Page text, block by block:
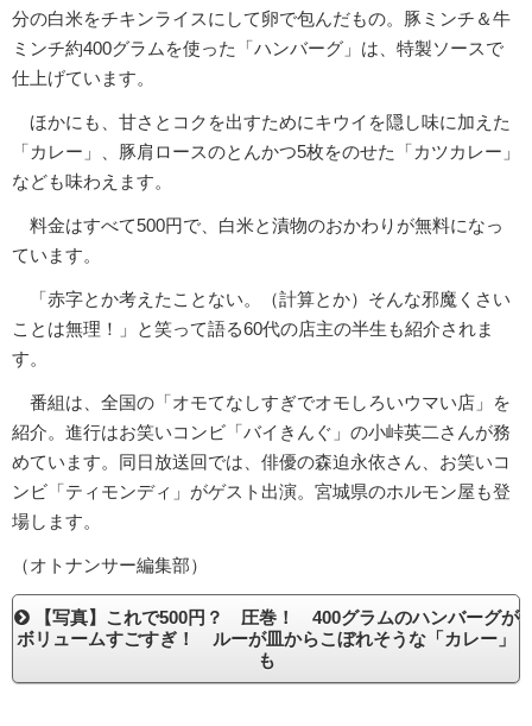
分の白米をチキンライスにして卵で包んだもの。豚ミンチ＆牛
ミンチ約400グラムを使った「ハンバーグ」は、特製ソースで
仕上げています。
ほかにも、甘さとコクを出すためにキウイを隠し味に加えた
「カレー」、豚肩ロースのとんかつ5枚をのせた「カツカレー」
なども味わえます。
料金はすべて500円で、白米と漬物のおかわりが無料になっ
ています。
「赤字とか考えたことない。（計算とか）そんな邪魔くさい
ことは無理！」と笑って語る60代の店主の半生も紹介されま
す。
番組は、全国の「オモてなしすぎでオモしろいウマい店」を
紹介。進行はお笑いコンビ「バイきんぐ」の小峠英二さんが務
めています。同日放送回では、俳優の森迫永依さん、お笑いコ
ンビ「ティモンディ」がゲスト出演。宮城県のホルモン屋も登
場します。
（オトナンサー編集部）
【写真】これで500円？ 圧巻！ 400グラムのハンバーグが
ボリュームすごすぎ！ ルーが皿からこぼれそうな「カレー」
も